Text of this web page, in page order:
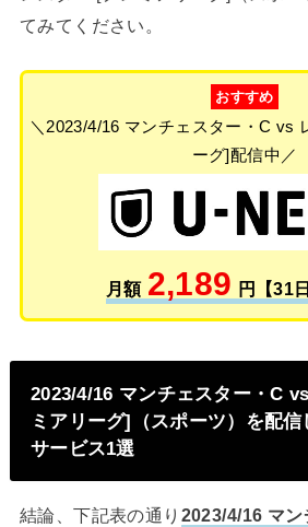
てみてください。
おすすめ
＼2023/4/16 マンチェスター・C vs
ーグ]配信中／
月額 2,189 円【31
2023/4/16 マンチェスター・C
ミアリーグ]（スポーツ）を配
サービス1選
結論、下記表の通り 2023/4/16 マ